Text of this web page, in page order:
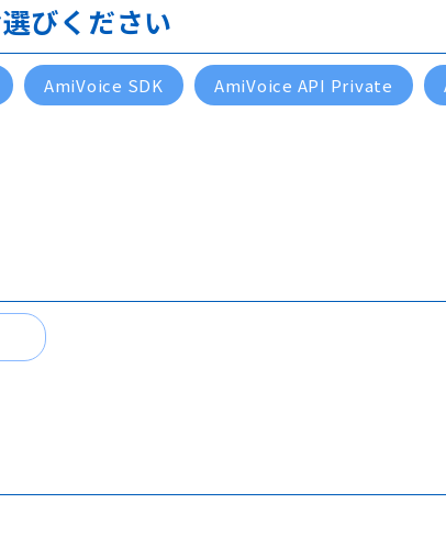
びください
AmiVoice SDK AmiVoice API Private